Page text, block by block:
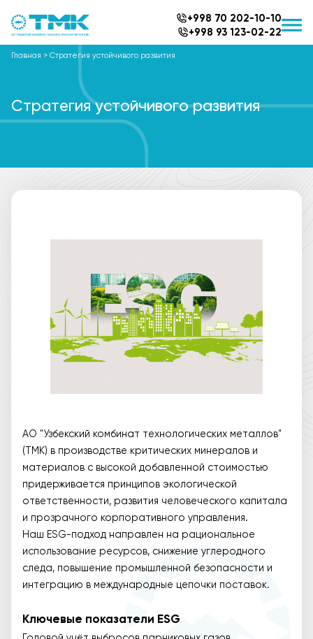
+998 70 202-10-10
+998 93 123-02-22
Главная > Стратегия устойчивого развития
Стратегия устойчивого развития
АО "Узбекский комбинат технологических металлов"
(ТМК) в производстве критических минералов и
материалов с высокой добавленной стоимостью
придерживается принципов экологической
ответственности, развития человеческого капитала
и прозрачного корпоративного управления.
Наш ESG-подход направлен на рациональное
использование ресурсов, снижение углеродного
следа, повышение промышленной безопасности и
интеграцию в международные цепочки поставок.
Ключевые показатели ESG